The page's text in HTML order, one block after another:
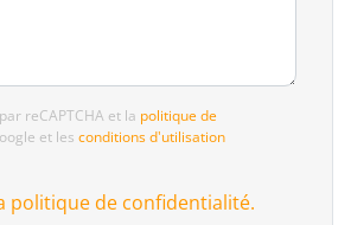
reCAPTCHA et la politique de
et les conditions d'utilisation
politique de confidentialité.